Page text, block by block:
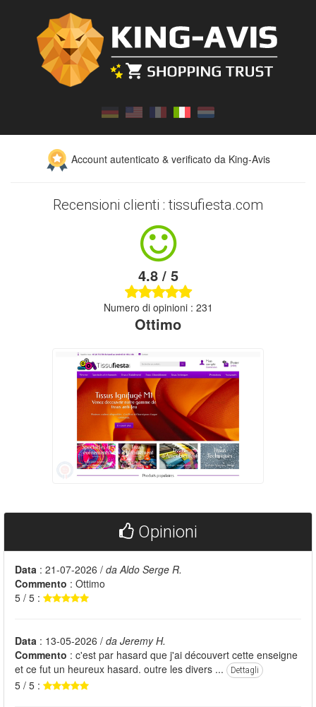
Account autenticato & verificato da King-Avis
Recensioni clienti : tissufiesta.com
4.8 / 5
Numero di opinioni : 231
Ottimo
Opinioni
Data : 21-07-2026 / da Aldo Serge R.
Commento : Ottimo
5 / 5 :
Data : 13-05-2026 / da Jeremy H.
Commento : c'est par hasard que j'ai découvert cette enseigne
et ce fut un heureux hasard. outre les divers ...
Dettagli
5 / 5 :